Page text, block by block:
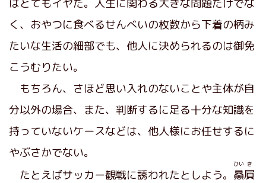
はとてもイヤだ。人生に関わる大きな問題だけでな
く、おやつに食べるせんべいの枚数から下着の柄み
たいな生活の細部でも、他人に決められるのは御免
こうむりたい。
もちろん、さほど思い入れのないことや主体が自
分以外の場合、また、判断するに足る十分な知識を
持っていないケースなどは、他人様にお任せするに
やぶさかでない。
たとえばサッカー観戦に誘われたとしよう。 贔
ひい
屓
き